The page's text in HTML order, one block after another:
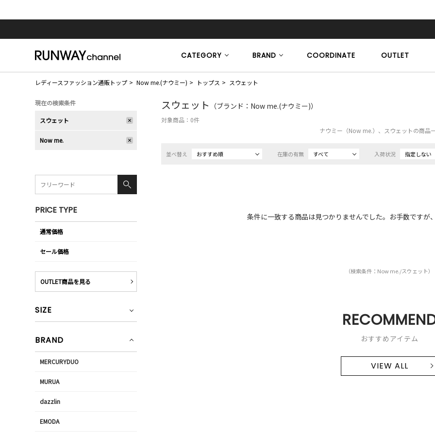
CATEGORY BRAND COORDINATE OUTLET
レディースファッション通販トップ Now me.(ナウミー) トップス スウェット
スウェット （ブランド：Now me.(ナウミー)）
対象商品： 0件
ナウミー（Now me.）、スウェットの商品
並べ替え おすすめ順 在庫の有無 すべて 入荷状況 指定しない
条件に一致する商品は見つかりませんでした。お手数ですが
（検索条件：Now me./スウェット）
おすすめアイテム
VIEW ALL
現在の検索条件
スウェット
Now me.
PRICE TYPE
通常価格
セール価格
OUTLET商品を見る
SIZE
BRAND
MERCURYDUO
MURUA
dazzlin
EMODA